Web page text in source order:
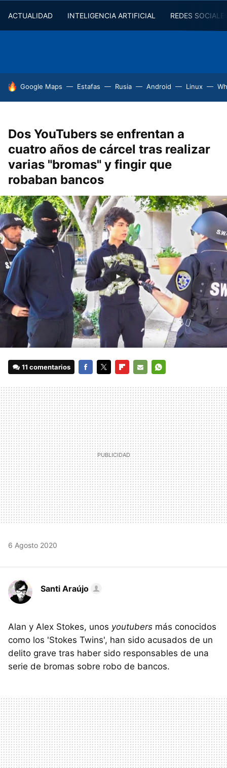
ACTUALIDAD INTELIGENCIA ARTIFICIAL REDES
HOY SE HABLA DE
Google Maps Estafas Rusia Android Linux
Dos YouTubers se enfrentan a
cuatro años de cárcel tras realizar
varias "bromas" y fingir que
robaban bancos
11 comentarios
MAIL
6 Agosto 2020
Santi Araújo
Alan y Alex Stokes, unos youtubers más conocidos
como los 'Stokes Twins', han sido acusados de un
delito grave tras haber sido responsables de una
serie de bromas sobre robo de bancos.